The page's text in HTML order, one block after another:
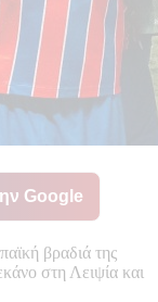
Google
βραδιά της
στη Λειψία και